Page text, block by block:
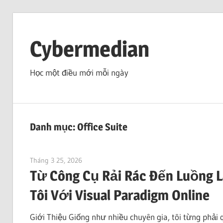
contentCybermedian
Học một điều mới mỗi ngày
Danh mục:Office Suite
Tháng 3 25, 2026curtis
Từ Công Cụ Rải Rác Đến Luồng
Tôi Với Visual Paradigm Online
Giới Thiệu Giống như nhiều chuyên gia, tôi từng